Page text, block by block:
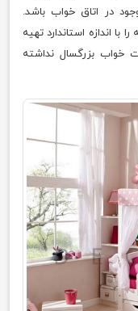
در اتاق خواب باشد.
اندازه استاندارد تهیه
خواب بزرگسال نداشته